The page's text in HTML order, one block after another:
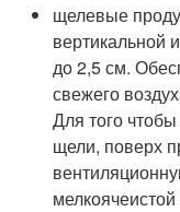
щелевые
вертикальной
до 2,5 см.
свежего
Для того
щели, поверх
мелкоячеистой